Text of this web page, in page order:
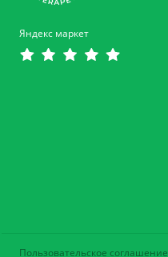
Яндекс маркет
Пользовательское соглашение